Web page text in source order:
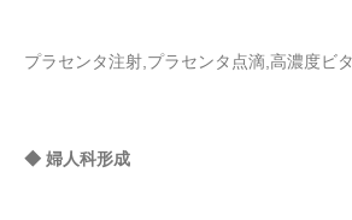
プラセンタ注射,プラセンタ点滴,高濃度ビ
◆ 婦人科形成